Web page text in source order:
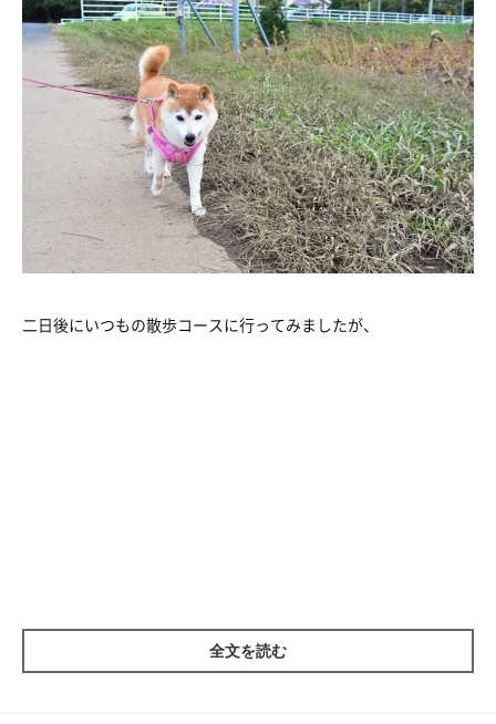
二日後にいつもの散歩コースに行ってみましたが、
全文を読む